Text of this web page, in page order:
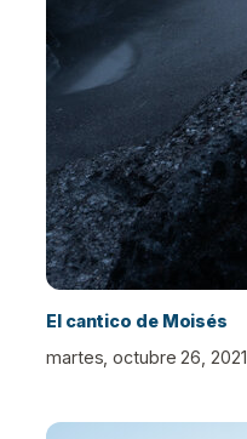
El cantico de Moisés
martes, octubre 26, 2021